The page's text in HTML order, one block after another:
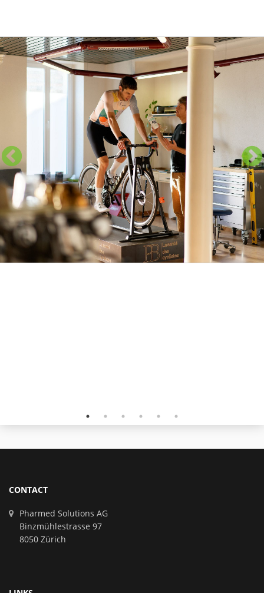
CONTACT
Pharmed Solutions AG
Binzmühlestrasse 97
8050 Zürich